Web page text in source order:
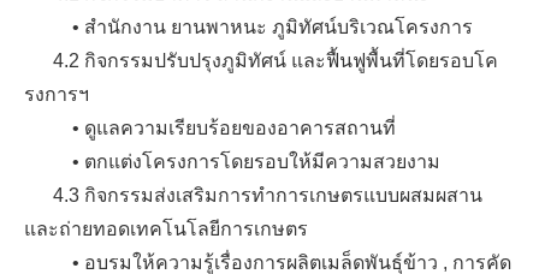
• สำนักงาน ยานพาหนะ ภูมิทัศน์บริเวณโครงการ
4.2 กิจกรรมปรับปรุงภูมิทัศน์ และฟื้นฟูพื้นที่โดยรอบโค
รงการฯ
• ดูแลความเรียบร้อยของอาคารสถานที่
• ตกแต่งโครงการโดยรอบให้มีความสวยงาม
4.3 กิจกรรมส่งเสริมการทำการเกษตรแบบผสมผสาน
และถ่ายทอดเทคโนโลยีการเกษตร
• อบรมให้ความรู้เรื่องการผลิตเมล็ดพันธุ์ข้าว , การคัด